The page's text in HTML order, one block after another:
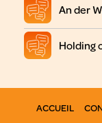
An der
Holding
ACCUEIL